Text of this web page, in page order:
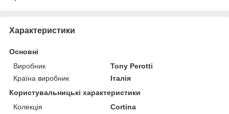
Характеристики
Основні
Виробник
Tony Perotti
Країна виробник
Італія
Користувальницькі характеристики
Колекція
Cortina